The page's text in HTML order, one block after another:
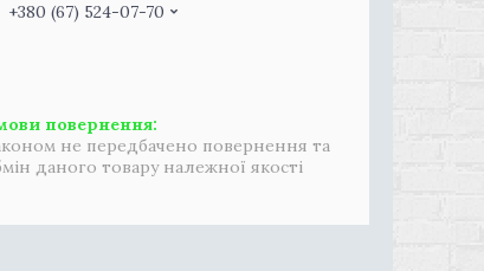
+380 (67) 524-07-70
не передбачено повернення та
даного товару належної якості